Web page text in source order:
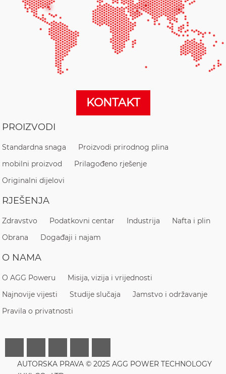
KONTAKT
PROIZVODI
Standardna snaga
Proizvodi prirodnog plina
mobilni proizvod
Prilagođeno rješenje
Originalni dijelovi
RJEŠENJA
Zdravstvo Podatkovni centar Industrija
Nafta i plin
Obrana
Događaji i najam
O NAMA
O AGG Poweru
Misija, vizija i vrijednosti
Najnovije vijesti
Studije slučaja
Jamstvo i održavanje
Pravila o privatnosti
AUTORSKA PRAVA © 2025 AGG POWER TECHNOLOGY